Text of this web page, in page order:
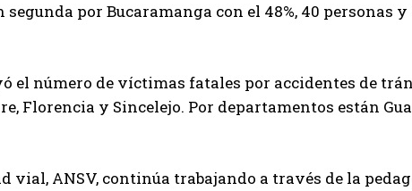
segunda por Bucaramanga con el 48%, 40 personas
el número de víctimas fatales por accidentes de
Florencia y Sincelejo. Por departamentos están
vial, ANSV, continúa trabajando a través de la